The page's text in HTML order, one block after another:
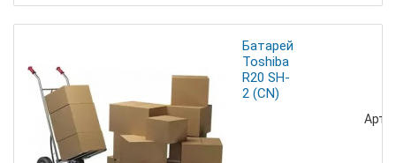
Батарейка
Toshiba
R20 SH-
2 (CN)